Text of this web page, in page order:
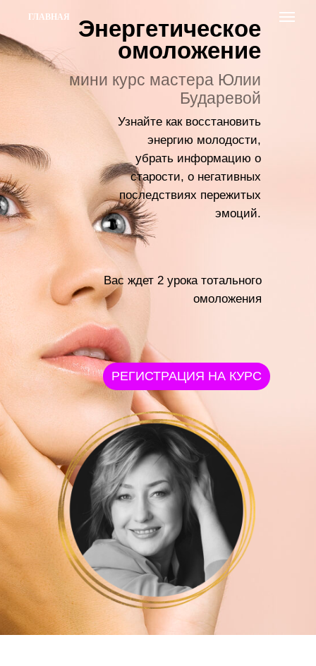
ГЛАВНАЯ
Энергетическое
омоложение
Узнайте как восстановить
энергию молодости,
убрать информацию о
старости, о негативных
последствиях пережитых
эмоций.
мини курс мастера Юлии
Бударевой
РЕГИСТРАЦИЯ НА КУРС
Вас ждет 2 урока тотального
омоложения